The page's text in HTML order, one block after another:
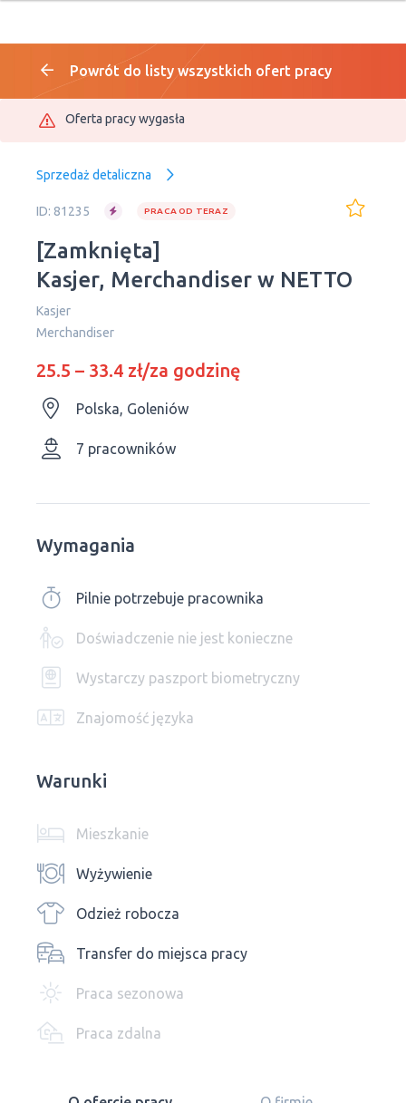
Powrót do listy wszystkich ofert pracy
Oferta pracy wygasła
Sprzedaż detaliczna
ID: 81235 PRACA OD TERAZ
[Zamknięta]
Kasjer, Merchandiser w NETTO
Kasjer
Merchandiser
25.5 – 33.4 zł/za godzinę
Polska, Goleniów
7 pracowników
Wymagania
Pilnie potrzebuje pracownika
Doświadczenie nie jest konieczne
Wystarczy paszport biometryczny
Znajomość języka
Warunki
Mieszkanie
Wyżywienie
Odzież robocza
Transfer do miejsca pracy
Praca sezonowa
Praca zdalna